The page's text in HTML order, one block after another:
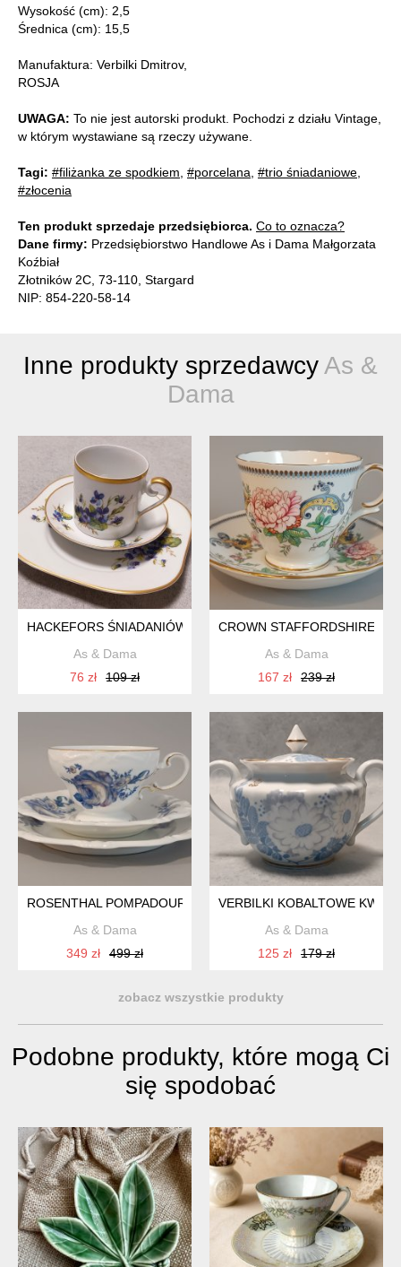
Wysokość (cm): 2,5
Średnica (cm): 15,5
Manufaktura: Verbilki Dmitrov,
ROSJA
UWAGA: To nie jest autorski produkt. Pochodzi z działu Vintage,
w którym wystawiane są rzeczy używane.
Tagi: #filiżanka ze spodkiem #porcelana #trio śniadaniowe
#złocenia
Ten produkt sprzedaje przedsiębiorca. Co to oznacza?
Dane firmy: Przedsiębiorstwo Handlowe As i Dama Małgorzata
Koźbiał
Złotników 2C, 73-110, Stargard
NIP: 854-220-58-14
Inne produkty sprzedawcy As &
Dama
HACKEFORS ŚNIADANIÓWKA KOLEKCJONERSKA FILIŻANKA
As & Dama
76 zł
109 zł
CROWN STAFFORDSHIRE
As & Dama
167 zł
239 zł
ROSENTHAL POMPADOUR – BLUE ROSE – KRÓLEWSKIE
As & Dama
349 zł
499 zł
VERBILKI KOBALTOWE
As & Dama
125 zł
179 zł
zobacz wszystkie produkty
Podobne produkty, które mogą Ci
się spodobać